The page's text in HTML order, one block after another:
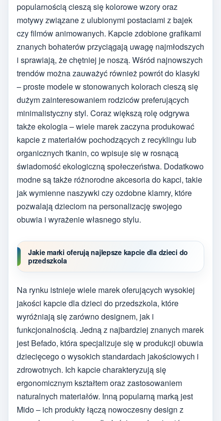
popularnością cieszą się kolorowe wzory oraz
motywy związane z ulubionymi postaciami z bajek
czy filmów animowanych. Kapcie zdobione grafikami
znanych bohaterów przyciągają uwagę najmłodszych
i sprawiają, że chętniej je noszą. Wśród najnowszych
trendów można zauważyć również powrót do klasyki
– proste modele w stonowanych kolorach cieszą się
dużym zainteresowaniem rodziców preferujących
minimalistyczny styl. Coraz większą rolę odgrywa
także ekologia – wiele marek zaczyna produkować
kapcie z materiałów pochodzących z recyklingu lub
organicznych tkanin, co wpisuje się w rosnącą
świadomość ekologiczną społeczeństwa. Dodatkowo
modne są także różnorodne akcesoria do kapci, takie
jak wymienne naszywki czy ozdobne klamry, które
pozwalają dzieciom na personalizację swojego
obuwia i wyrażenie własnego stylu.
Jakie marki oferują najlepsze kapcie dla dzieci do
przedszkola
Na rynku istnieje wiele marek oferujących wysokiej
jakości kapcie dla dzieci do przedszkola, które
wyróżniają się zarówno designem, jak i
funkcjonalnością. Jedną z najbardziej znanych marek
jest Befado, która specjalizuje się w produkcji obuwia
dziecięcego o wysokich standardach jakościowych i
zdrowotnych. Ich kapcie charakteryzują się
ergonomicznym kształtem oraz zastosowaniem
naturalnych materiałów. Inną popularną marką jest
Mido – ich produkty łączą nowoczesny design z